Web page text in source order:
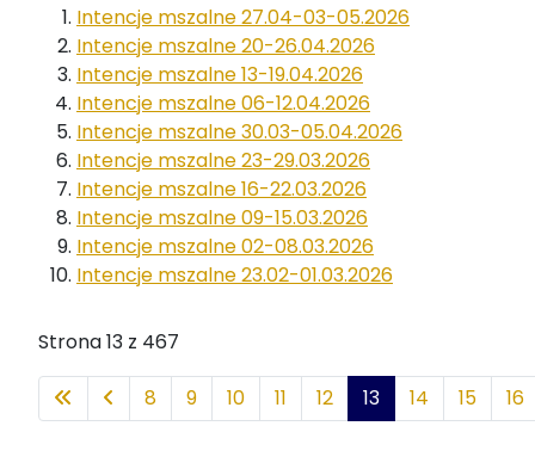
Intencje mszalne 27.04-03-05.2026
Intencje mszalne 20-26.04.2026
Intencje mszalne 13-19.04.2026
Intencje mszalne 06-12.04.2026
Intencje mszalne 30.03-05.04.2026
Intencje mszalne 23-29.03.2026
Intencje mszalne 16-22.03.2026
Intencje mszalne 09-15.03.2026
Intencje mszalne 02-08.03.2026
Intencje mszalne 23.02-01.03.2026
Strona 13 z 467
8 9 10 11 12 13 14 15 16